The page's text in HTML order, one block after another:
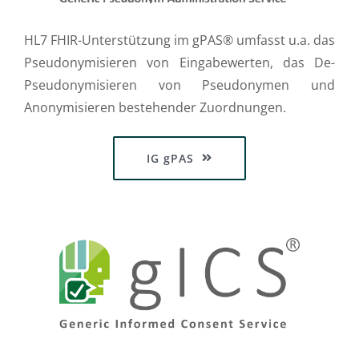
HL7 FHIR-Unterstützung im gPAS® umfasst u.a. das
Pseudonymisieren von Eingabewerten, das De-
Pseudonymisieren von Pseudonymen und
Anonymisieren bestehender Zuordnungen.
IG gPAS